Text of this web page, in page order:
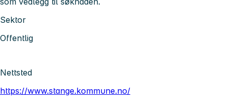
Sektor
Offentlig
Nettsted
https://www.stange.kommune.no/